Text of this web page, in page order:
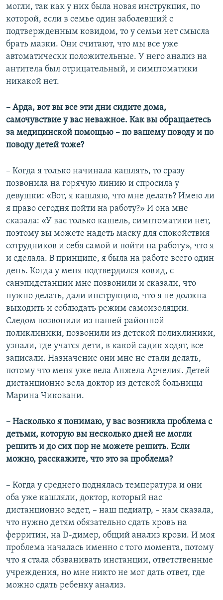
могли, так как у них была новая инструкция, по
которой, если в семье один заболевший с
подтвержденным ковидом, то у семьи нет смысла
брать мазки. Они считают, что мы все уже
автоматически положительные. У него анализ на
антитела был отрицательный, и симптоматики
никакой нет.
– Арда, вот вы все эти дни сидите дома,
самочувствие у вас неважное. Как вы обращаетесь
за медицинской помощью – по вашему поводу и по
поводу детей тоже?
– Когда я только начинала кашлять, то сразу
позвонила на горячую линию и спросила у
девушки: «Вот, я кашляю, что мне делать? Имею ли
я право сегодня пойти на работу?» И она мне
сказала: «У вас только кашель, симптоматики нет,
поэтому вы можете надеть маску для спокойствия
сотрудников и себя самой и пойти на работу», что я
и сделала. В принципе, я была на работе всего один
день. Когда у меня подтвердился ковид, с
санэпидстанции мне позвонили и сказали, что
нужно делать, дали инструкцию, что я не должна
выходить и соблюдать режим самоизоляции.
Следом позвонили из нашей районной
поликлиники, позвонили из детской поликлиники,
узнали, где учатся дети, в какой садик ходят, все
записали. Назначение они мне не стали делать,
потому что меня уже вела Анжела Арчелия. Детей
дистанционно вела доктор из детской больницы
Марина Чиковани.
– Насколько я понимаю, у вас возникла проблема с
детьми, которую вы несколько дней не могли
решить и до сих пор не можете решить. Если
можно, расскажите, что это за проблема?
– Когда у среднего поднялась температура и они
оба уже кашляли, доктор, который нас
дистанционно ведет, – наш педиатр, – нам сказала,
что нужно детям обязательно сдать кровь на
ферритин, на D-димер, общий анализ крови. И моя
проблема началась именно с того момента, потому
что я стала обзванивать инстанции, ответственные
учреждения, но мне никто не мог дать ответ, где
можно сдать ребенку анализ.